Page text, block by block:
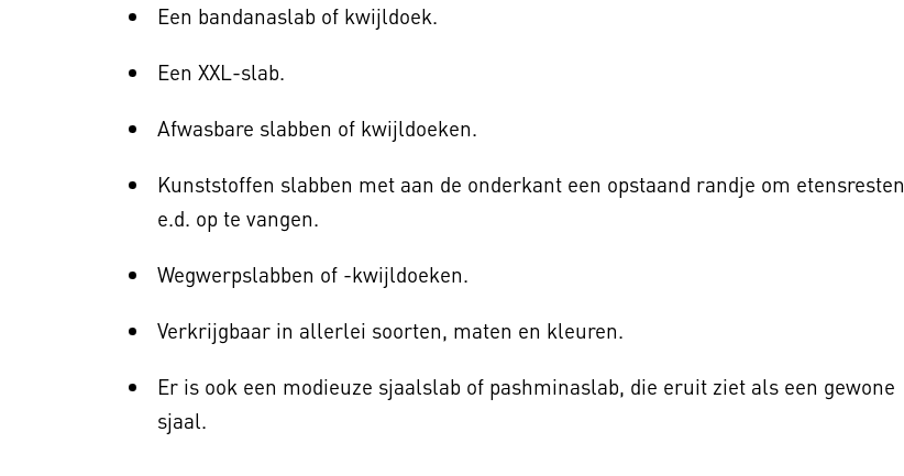
Een bandanaslab of kwijldoek.
Een XXL-slab.
Afwasbare slabben of kwijldoeken.
Kunststoffen slabben met aan de onderkant een opstaand randje om etensresten
e.d. op te vangen.
Wegwerpslabben of -kwijldoeken.
Verkrijgbaar in allerlei soorten, maten en kleuren.
Er is ook een modieuze sjaalslab of pashminaslab, die eruit ziet als een gewone
sjaal.